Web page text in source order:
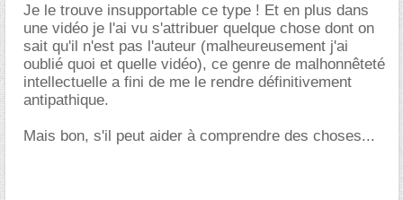
Je le trouve insupportable ce type ! Et en plus dans
une vidéo je l'ai vu s'attribuer quelque chose dont on
sait qu'il n'est pas l'auteur (malheureusement j'ai
oublié quoi et quelle vidéo), ce genre de malhonnêteté
intellectuelle a fini de me le rendre définitivement
antipathique.
Mais bon, s'il peut aider à comprendre des choses...